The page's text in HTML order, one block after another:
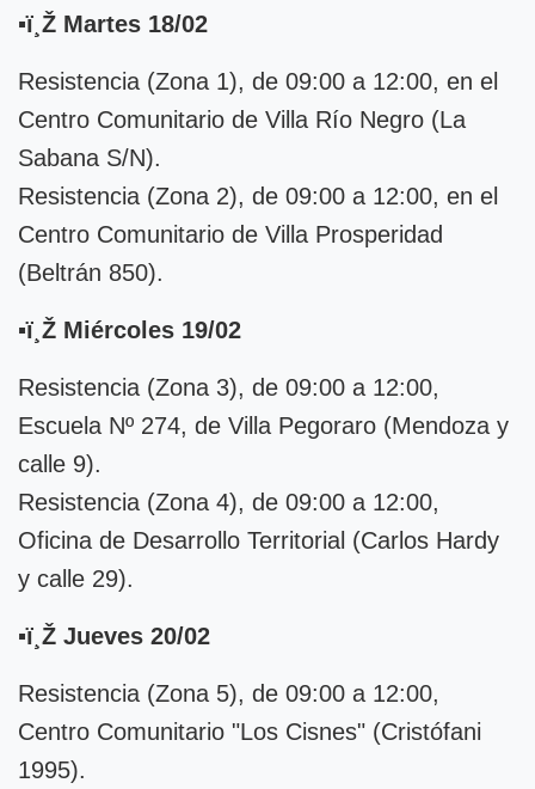
▪ï¸Ž Martes 18/02
Resistencia (Zona 1), de 09:00 a 12:00, en el
Centro Comunitario de Villa Río Negro (La
Sabana S/N).
Resistencia (Zona 2), de 09:00 a 12:00, en el
Centro Comunitario de Villa Prosperidad
(Beltrán 850).
▪ï¸Ž Miércoles 19/02
Resistencia (Zona 3), de 09:00 a 12:00,
Escuela Nº 274, de Villa Pegoraro (Mendoza y
calle 9).
Resistencia (Zona 4), de 09:00 a 12:00,
Oficina de Desarrollo Territorial (Carlos Hardy
y calle 29).
▪ï¸Ž Jueves 20/02
Resistencia (Zona 5), de 09:00 a 12:00,
Centro Comunitario "Los Cisnes" (Cristófani
1995).